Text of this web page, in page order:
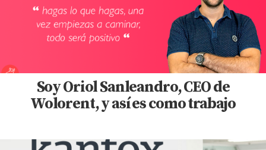
Soy Oriol Sanleandro, CEO de
Wolorent, y así es como trabajo